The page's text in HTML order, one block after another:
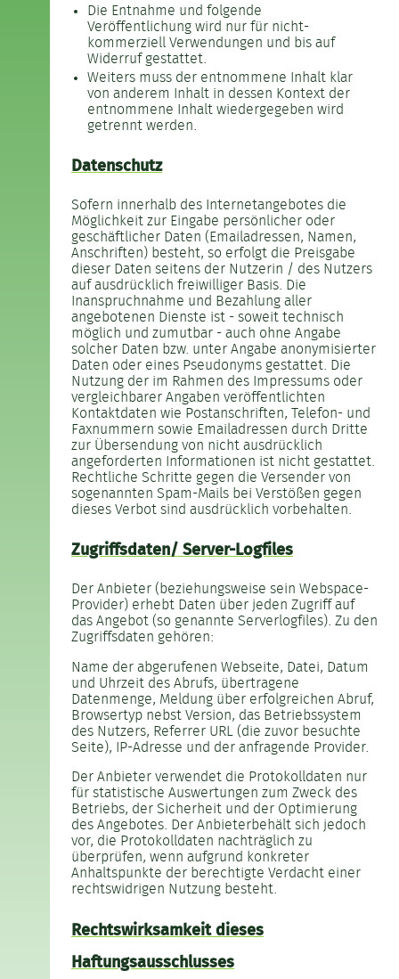
Die Entnahme und folgende
Veröffentlichung wird nur für nicht-
kommerziell Verwendungen und bis auf
Widerruf gestattet.
Weiters muss der entnommene Inhalt klar
von anderem Inhalt in dessen Kontext der
entnommene Inhalt wiedergegeben wird
getrennt werden.
Datenschutz
Sofern innerhalb des Internetangebotes die
Möglichkeit zur Eingabe persönlicher oder
geschäftlicher Daten (Emailadressen, Namen,
Anschriften) besteht, so erfolgt die Preisgabe
dieser Daten seitens der Nutzerin / des Nutzers
auf ausdrücklich freiwilliger Basis. Die
Inanspruchnahme und Bezahlung aller
angebotenen Dienste ist - soweit technisch
möglich und zumutbar - auch ohne Angabe
solcher Daten bzw. unter Angabe anonymisierter
Daten oder eines Pseudonyms gestattet. Die
Nutzung der im Rahmen des Impressums oder
vergleichbarer Angaben veröffentlichten
Kontaktdaten wie Postanschriften, Telefon- und
Faxnummern sowie Emailadressen durch Dritte
zur Übersendung von nicht ausdrücklich
angeforderten Informationen ist nicht gestattet.
Rechtliche Schritte gegen die Versender von
sogenannten Spam-Mails bei Verstößen gegen
dieses Verbot sind ausdrücklich vorbehalten.
Zugriffsdaten/ Server-Logfiles
Der Anbieter (beziehungsweise sein Webspace-
Provider) erhebt Daten über jeden Zugriff auf
das Angebot (so genannte Serverlogfiles). Zu den
Zugriffsdaten gehören:
Name der abgerufenen Webseite, Datei, Datum
und Uhrzeit des Abrufs, übertragene
Datenmenge, Meldung über erfolgreichen Abruf,
Browsertyp nebst Version, das Betriebssystem
des Nutzers, Referrer URL (die zuvor besuchte
Seite), IP-Adresse und der anfragende Provider.
Der Anbieter verwendet die Protokolldaten nur
für statistische Auswertungen zum Zweck des
Betriebs, der Sicherheit und der Optimierung
des Angebotes. Der Anbieterbehält sich jedoch
vor, die Protokolldaten nachträglich zu
überprüfen, wenn aufgrund konkreter
Anhaltspunkte der berechtigte Verdacht einer
rechtswidrigen Nutzung besteht.
Rechtswirksamkeit dieses
Haftungsausschlusses